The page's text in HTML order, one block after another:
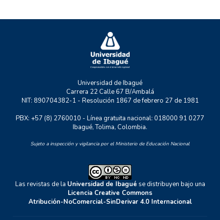
RASTRO URBANO
Universidad de Ibagué
Carrera 22 Calle 67 B/Ambalá
NIT: 890704382-1 - Resolución 1867 de febrero 27 de 1981
PBX: +57 (8) 2760010 - Línea gratuita nacional: 018000 91 0277
Ibagué, Tolima, Colombia.
Sujeto a inspección y vigilancia por el Ministerio de Educación Nacional
Las revistas de la Universidad de Ibagué se distribuyen bajo una
Licencia Creative Commons
Atribución-NoComercial-SinDerivar 4.0 Internacional